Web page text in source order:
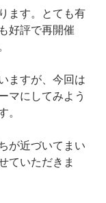
ます。とても有
好評で再開催
ますが、今回は
マにしてみよう
が近づいてまい
ていただきま